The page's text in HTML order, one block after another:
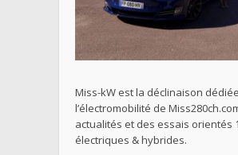
Miss-kW est la déclinaison
l’électromobilité de
actualités et des essais orientés
électriques & hybrides.